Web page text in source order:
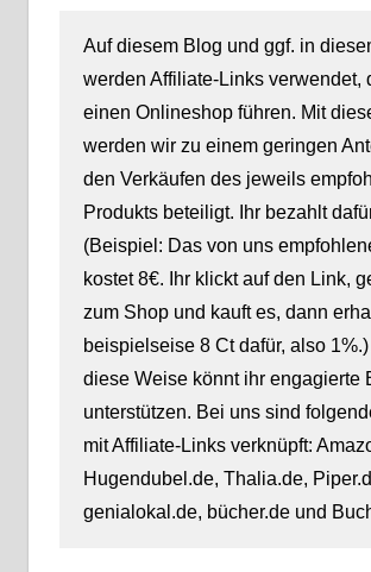
Auf diesem Blog und ggf. in
werden Affiliate-Links verwendet,
einen Onlineshop führen. Mit
werden wir zu einem geringen
den Verkäufen des jeweils
Produkts beteiligt. Ihr bezahlt
(Beispiel: Das von uns
kostet 8€. Ihr klickt auf den Link,
zum Shop und kauft es, dann
beispielseise 8 Ct dafür, also 1%.)
diese Weise könnt ihr engagierte
unterstützen. Bei uns sind
mit Affiliate-Links verknüpft:
Hugendubel.de, Thalia.de,
genialokal.de, bücher.de und